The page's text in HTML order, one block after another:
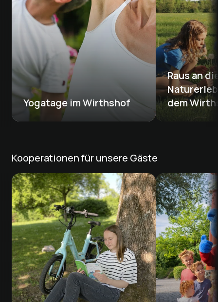
Yogatage im Wirthshof
Raus an
dem
Kooperationen für unsere Gäste